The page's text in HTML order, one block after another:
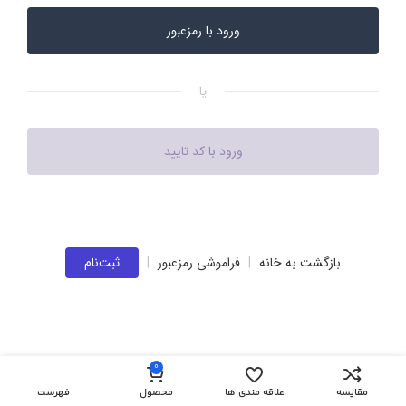
یا
بازگشت به خانه | فراموشی رمزعبور | ثبت‌نام
مقایسه علاقه مندی ها
0
محصول فهرست